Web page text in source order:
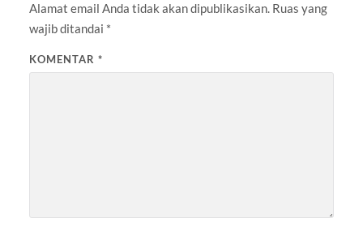
Alamat email Anda tidak akan dipublikasikan. Ruas yang
wajib ditandai *
KOMENTAR *